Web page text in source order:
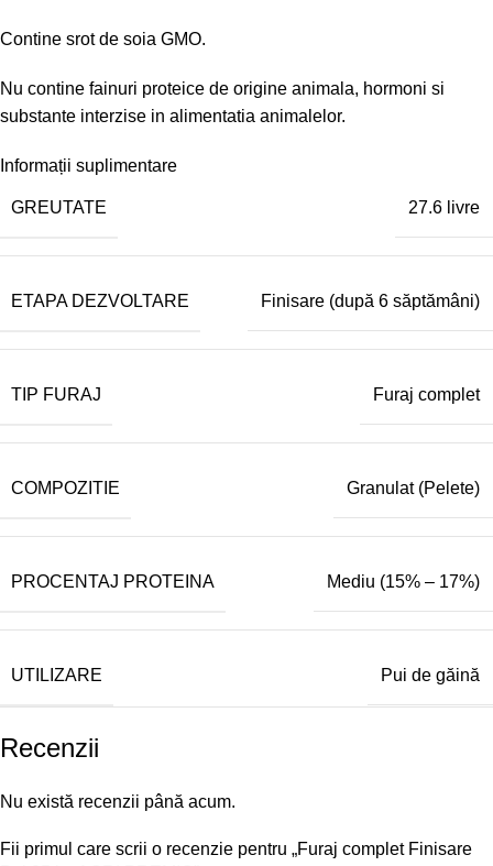
Contine srot de soia GMO.
Nu contine fainuri proteice de origine animala, hormoni si
substante interzise in alimentatia animalelor.
Informații suplimentare
GREUTATE 27.6 livre
ETAPA DEZVOLTARE Finisare (după 6 săptămâni)
TIP FURAJ Furaj complet
COMPOZITIE Granulat (Pelete)
PROCENTAJ PROTEINA Mediu (15% – 17%)
UTILIZARE Pui de găină
Recenzii
Nu există recenzii până acum.
Fii primul care scrii o recenzie pentru „Furaj complet Finisare